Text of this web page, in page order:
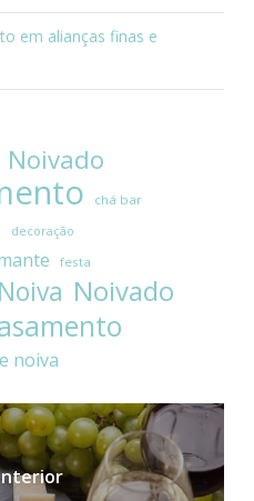
em alianças finas e
Noivado
chá bar
decoração
festa
Noiva Noivado
noiva